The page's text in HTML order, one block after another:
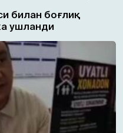
билан боғлиқ
ушланди